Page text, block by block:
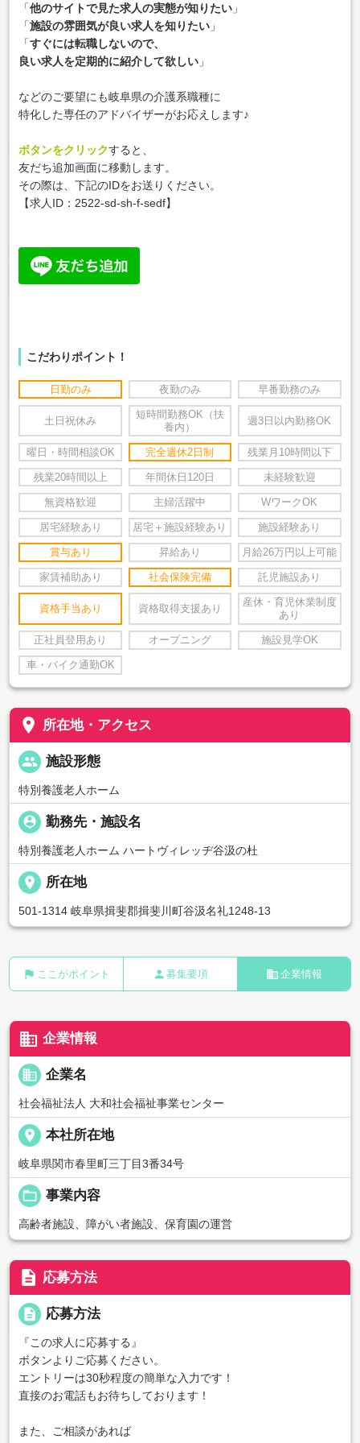
「他のサイトで見た求人の実態が知りたい 」
「施設の雰囲気が良い求人を知りたい 」
「すぐには転職しないので、
良い求人を定期的に紹介して欲しい 」
などのご要望にも岐阜県の介護系職種に
特化した専任のアドバイザーがお応えします♪
ボタンをクリックすると、
友だち追加画面に移動します。
その際は、下記のIDをお送りください。
【求人ID： 2522-sd-sh-f-sedf】
こだわりポイント！
日勤のみ 夜勤のみ 早番勤務のみ
土日祝休み
短時間勤務OK（扶
養内）
週3日以内勤務OK
曜日・時間相談OK 完全週休2日制 残業月10時間以下
残業20時間以上 年間休日120日 未経験歓迎
無資格歓迎 主婦活躍中 WワークOK
居宅経験あり 居宅＋施設経験あり 施設経験あり
賞与あり 昇給あり 月給26万円以上可能
家賃補助あり 社会保険完備 託児施設あり
資格手当あり 資格取得支援あり
産休・育児休業制度
あり
正社員登用あり オープニング 施設見学OK
車・バイク通勤OK
place 所在地・アクセス
people 施設形態
特別養護老人ホーム
person_pin 勤務先・施設名
特別養護老人ホーム ハートヴィレッヂ谷汲の杜
place 所在地
501-1314 岐阜県揖斐郡揖斐川町谷汲名礼1248-13
flag ここがポイント person 募集要項 business 企業情報
business 企業情報
business 企業名
社会福祉法人 大和社会福祉事業センター
place 本社所在地
岐阜県関市春里町三丁目3番34号
folder_open 事業内容
高齢者施設、障がい者施設、保育園の運営
description 応募方法
description 応募方法
『この求人に応募する』
ボタンよりご応募ください。
エントリーは30秒程度の簡単な入力です！
直接のお電話もお待ちしております！
また、ご相談があれば